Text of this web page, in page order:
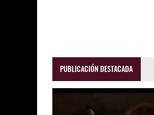
PUBLICACIÓN DESTACADA